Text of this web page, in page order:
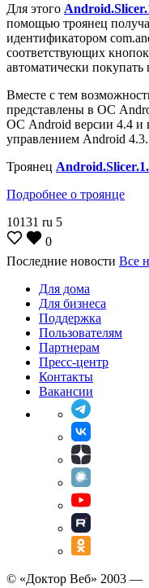
Для этого
помощью троянец
идентификатором
соответствующих
автоматически
Вместе с тем
представлены в ОС
ОС Android версии 4.4 и
управлением Android 4.3.
Троянец
Подробнее о троянце
10131 ru 5
0
Последние новости Все
Для дома
Для бизнеса
Поддержка
Пользователям
Партнерам
Пресс-центр
Контакты
Вакансии
© «Доктор Веб» 2003 —